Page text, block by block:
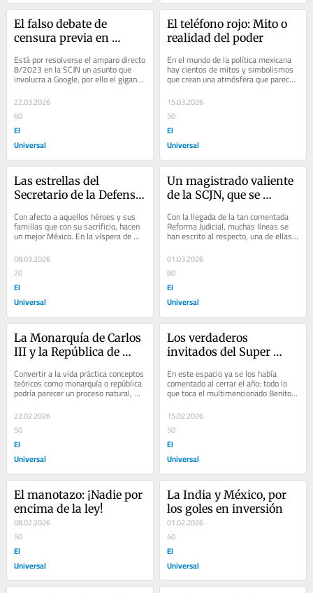
El falso debate de
censura previa en
en la SCJN
Está por resolverse el amparo directo
8/2023 en la SCJN un asunto que
involucra a Google, por ello el gigante
tecnológico ha lanzado una
campaña...
22.03.2026
60
El
Universal
El teléfono rojo: Mito o
realidad del poder
En el mundo de la política mexicana
hay cientos de mitos y simbolismos
que crean una atmósfera que parece
dotar, a quienes son parte de ese
grupo,...
15.03.2026
50
El
Universal
Las estrellas del
Secretario de la Defensa
Ricardo Trevilla Trejo
Con afecto a aquellos héroes y sus
familias que con su sacrificio, hacen
un mejor México. En la víspera de
iniciar su gobierno, la presidenta...
08.03.2026
70
El
Universal
Un magistrado valiente
de la SCJN, que se
Con la llegada de la tan comentada
Reforma Judicial, muchas líneas se
han escrito al respecto, una de ellas
es la que me permito compartir y
que...
01.03.2026
80
El
Universal
La Monarquía de Carlos
III y la República de
limpieza
Convertir a la vida práctica conceptos
teóricos como monarquía o república
podría parecer un proceso natural,
que, si bien complejo, es...
22.02.2026
50
El
Universal
Los verdaderos
invitados del Super
Bolívar, Lincoln, Martí
En este espacio ya se los había
comentado al cerrar el año: todo lo
que toca el multimencionado Benito
Antonio Martínez Ocasio, se
convierte en...
15.02.2026
50
El
Universal
El manotazo: ¡Nadie por
encima de la ley!
08.02.2026
50
El
Universal
La India y México, por
los goles en inversión
01.02.2026
40
El
Universal